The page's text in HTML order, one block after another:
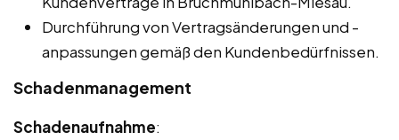
Durchführung von Vertragsänderungen und -
anpassungen gemäß den Kundenbedürfnissen.
Schadenmanagement
Schadenaufnahme: